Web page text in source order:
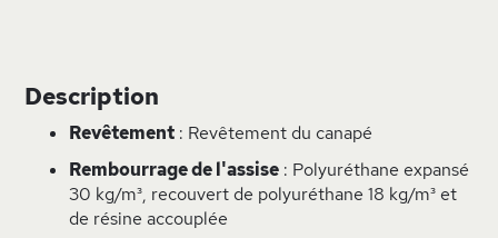
Description
Revêtement : Revêtement du canapé
Rembourrage de l'assise : Polyuréthane expansé
30 kg/m³, recouvert de polyuréthane 18 kg/m³ et
de résine accouplée